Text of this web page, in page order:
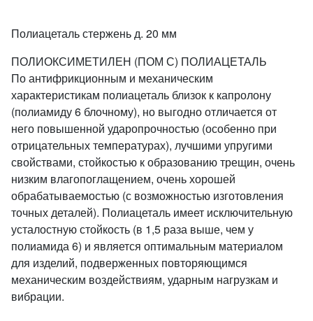
Полиацеталь стержень д. 20 мм
ПОЛИОКСИМЕТИЛЕН (ПОМ С) ПОЛИАЦЕТАЛЬ
По антифрикционным и механическим
характеристикам полиацеталь близок к капролону
(полиамиду 6 блочному), но выгодно отличается от
него повышенной ударопрочностью (особенно при
отрицательных температурах), лучшими упругими
свойствами, стойкостью к образованию трещин, очень
низким влагопоглащением, очень хорошей
обрабатываемостью (с возможностью изготовления
точных деталей). Полиацеталь имеет исключительную
усталостную стойкость (в 1,5 раза выше, чем у
полиамида 6) и является оптимальным материалом
для изделий, подверженных повторяющимся
механическим воздействиям, ударным нагрузкам и
вибрации.